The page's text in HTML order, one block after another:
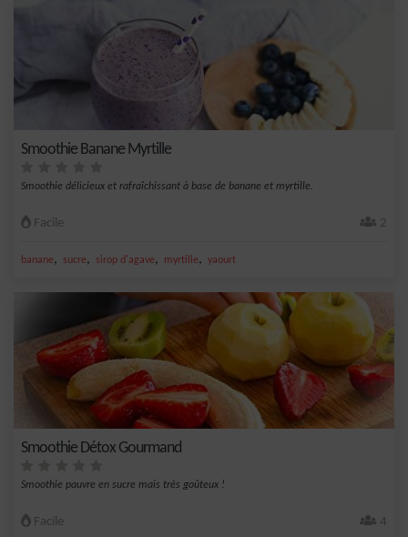
Smoothie Banane Myrtille
Smoothie délicieux et rafraîchissant à base de banane et myrtille.
Facile 2
banane, sucre, sirop d'agave, myrtille, yaourt
Smoothie Détox Gourmand
Smoothie pauvre en sucre mais très goûteux !
Facile 4